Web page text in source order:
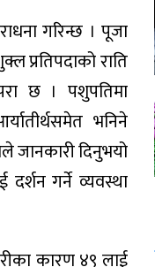
गरिन्छ । पूजा
प्रतिपदाको राति
छ । पशुपतिमा
भनिने
जानकारी दिनुभयो
गर्ने व्यवस्था
कारण ४९ लाई